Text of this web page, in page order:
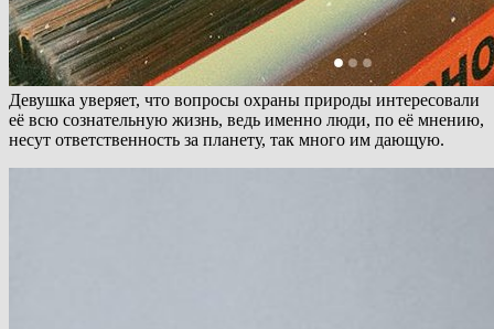
Девушка уверяет, что вопросы охраны природы интересовали
её всю сознательную жизнь, ведь именно люди, по её мнению,
несут ответственность за планету, так много им дающую.